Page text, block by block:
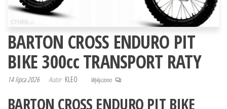
BARTON CROSS ENDURO PIT
BIKE 300cc TRANSPORT RATY
14 lipca 2026 Autor KLEO Wyłączono
BARTON CROSS ENDURO PIT BIKE